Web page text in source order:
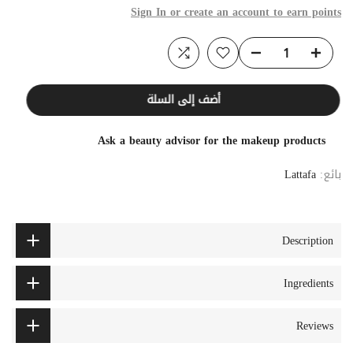
Sign In or create an account to earn points
أضف إلى السلة
Ask a beauty advisor for the makeup products
بائع: Lattafa
Description
Ingredients
Reviews